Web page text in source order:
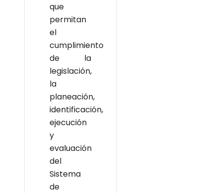
que
permitan
el
cumplimiento
de la
legislación,
la
planeación,
identificación,
ejecución
y
evaluación
del
Sistema
de